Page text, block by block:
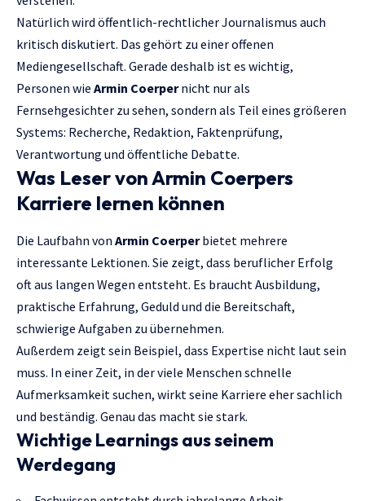
Natürlich wird öffentlich-rechtlicher Journalismus auch
kritisch diskutiert. Das gehört zu einer offenen
Mediengesellschaft. Gerade deshalb ist es wichtig,
Personen wie Armin Coerpernicht nur als
Fernsehgesichter zu sehen, sondern als Teil eines größeren
Systems: Recherche, Redaktion, Faktenprüfung,
Verantwortung und öffentliche Debatte.
Was Leser von Armin Coerpers
Karriere lernen können
Die Laufbahn von Armin Coerperbietet mehrere
interessante Lektionen. Sie zeigt, dass beruflicher Erfolg
oft aus langen Wegen entsteht. Es braucht Ausbildung,
praktische Erfahrung, Geduld und die Bereitschaft,
schwierige Aufgaben zu übernehmen.
Außerdem zeigt sein Beispiel, dass Expertise nicht laut sein
muss. In einer Zeit, in der viele Menschen schnelle
Aufmerksamkeit suchen, wirkt seine Karriere eher sachlich
und beständig. Genau das macht sie stark.
Wichtige Learnings aus seinem
Werdegang